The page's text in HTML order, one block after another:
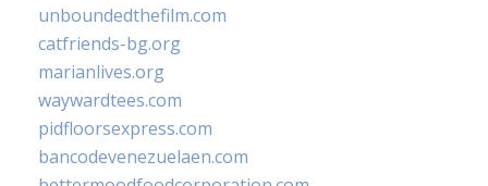
unboundedthefilm.com
catfriends-bg.org
marianlives.org
waywardtees.com
pidfloorsexpress.com
bancodevenezuelaen.com